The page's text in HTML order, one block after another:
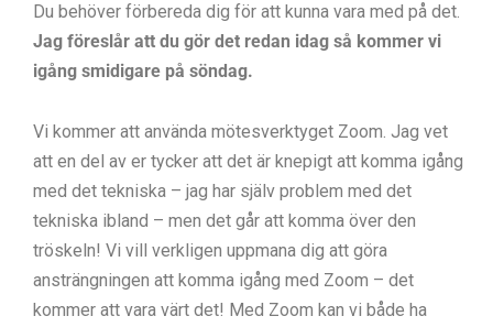
Du behöver förbereda dig för att kunna vara med på det.
Jag föreslår att du gör det redan idag så kommer vi
igång smidigare på söndag.
Vi kommer att använda mötesverktyget Zoom. Jag vet
att en del av er tycker att det är knepigt att komma igång
med det tekniska – jag har själv problem med det
tekniska ibland – men det går att komma över den
tröskeln! Vi vill verkligen uppmana dig att göra
ansträngningen att komma igång med Zoom – det
kommer att vara värt det! Med Zoom kan vi både ha